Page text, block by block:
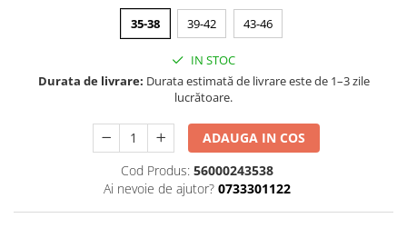
35-38 39-42 43-46
IN STOC
Durata de livrare: Durata estimată de livrare este de 1–3 zile
lucrătoare.
ADAUGA IN COS
Cod Produs: 56000243538
Ai nevoie de ajutor? 0733301122